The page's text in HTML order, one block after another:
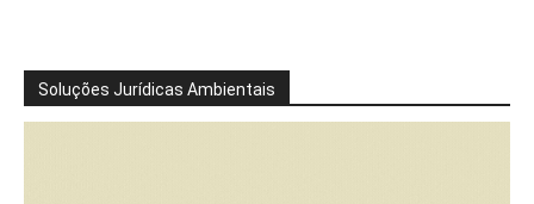
Soluções Jurídicas Ambientais